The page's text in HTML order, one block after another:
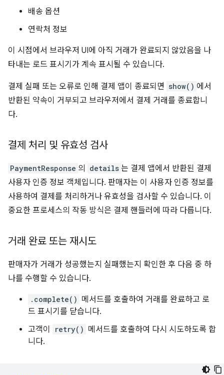
배송 옵션
연락처 정보
이 시점에서 브라우저 UI에 아직 거래가 완료되지 않았음을 나
타내는 로드 표시기가 계속 표시될 수 있습니다.
결제 실패 또는 오류로 인해 결제 앱이 종료되면 show() 에서
반환된 약속이 거부되고 브라우저에서 결제 거래를 종료합니
다.
결제 처리 및 유효성 검사
PaymentResponse 의 details 는 결제 앱에서 반환된 결제
사용자 인증 정보 객체입니다. 판매자는 이 사용자 인증 정보를
사용하여 결제를 처리하거나 유효성을 검사할 수 있습니다. 이
중요한 프로세스의 작동 방식은 결제 핸들러에 따라 다릅니다.
거래 완료 또는 재시도
판매자가 거래가 성공했는지 실패했는지 확인한 후 다음 중 하
나를 수행할 수 있습니다.
.complete() 메서드를 호출하여 거래를 완료하고 로
드 표시기를 닫습니다.
고객이
retry() 메서드를 호출하여 다시 시도하도록 합
니다.